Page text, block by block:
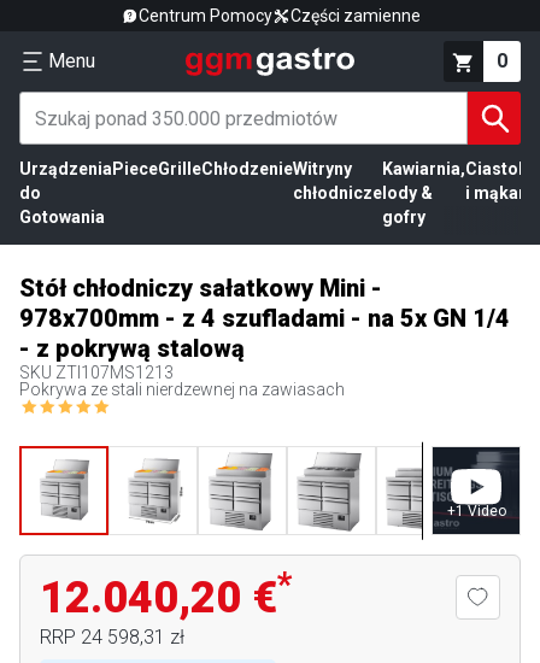
Centrum Pomocy Części zamienne
Menu 0
Urządzenia
do
Gotowania
PieceGrilleChłodzenieWitryny
chłodnicze
Kawiarnia,
lody &
gofry
Ciasto
i mąka
Stół chłodniczy sałatkowy Mini -
978x700mm - z 4 szufladami - na 5x GN 1/4
- z pokrywą stalową
SKU ZTI107MS1213
Pokrywa ze stali nierdzewnej na zawiasach
+1 Video
12.040,20 €*
RRP 24 598,31 zł